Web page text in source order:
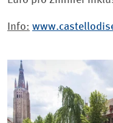
Info: